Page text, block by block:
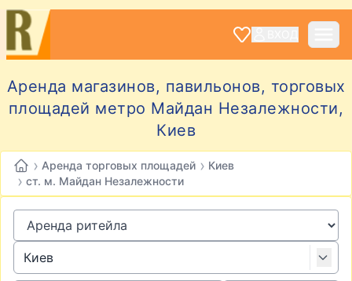
Аренда магазинов, павильонов, торговых
площадей метро Майдан Незалежности,
Киев
› Аренда торговых площадей › Киев
› ст. м. Майдан Незалежности